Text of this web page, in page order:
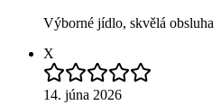
Výborné jídlo, skvělá obsluha
X
14. júna 2026